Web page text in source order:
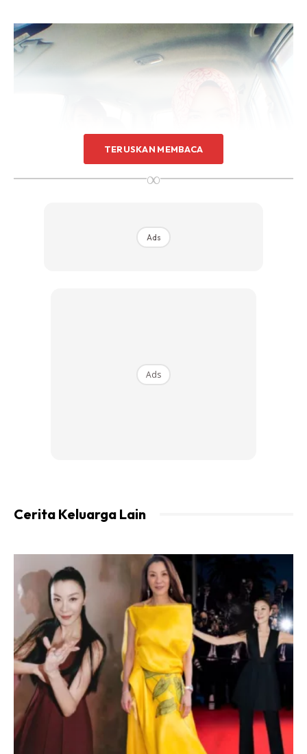
“Saya masuk Kolej Matrikulasi dekat Kuala
sambung belajar dekatInstitut Teknologi Penerbangan
Universiti Kuala Lumpur (UniKL MIAT). Cabarannya, kami
selalu gaduh sebab takut masing-masing curang.
Sebab
study group mesti bercampur lelaki perempuan, ada aktiviti
TERUSKAN MEMBACA
∞
Ads
Ads
Cerita Keluarga Lain